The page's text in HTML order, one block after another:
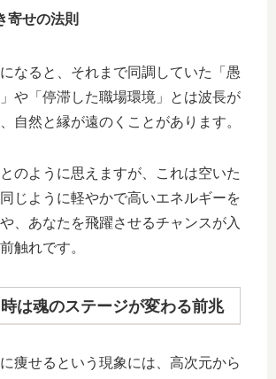
寄せの法則
なると、それまで同調していた「愚
や「停滞した職場環境」とは波長が
自然と縁が遠のくことがあります。
のように思えますが、これは空いた
じように軽やかで高いエネルギーを
、あなたを飛躍させるチャンスが入
触れです。
は魂のステージが変わる前兆
痩せるという現象には、高次元から